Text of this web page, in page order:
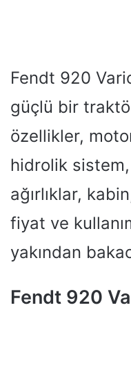
Fendt 920
güçlü bir
özellikler,
hidrolik
ağırlıklar,
fiyat ve
yakından
Fendt 920